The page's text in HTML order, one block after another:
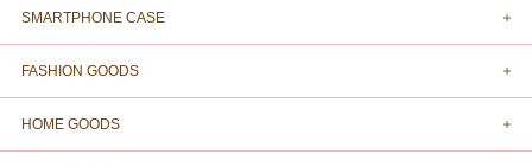
SMARTPHONE CASE
FASHION GOODS
HOME GOODS